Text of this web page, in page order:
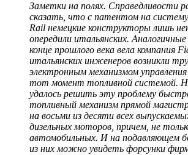
Заметки на полях. Справедливости
сказать, что с патентом на
Rail немецкие конструкторы лишь
опередили итальянских.
конце прошлого века вела компания
итальянских инженеров возникли
электронным механизмом
тот момент топливной системой.
удалось решить эту проблему
топливный механизм прямой
на восьми из десяти всех
дизельных моторов, причем, не
автомобильных. И на подавляющем
из них можно увидеть форсунки